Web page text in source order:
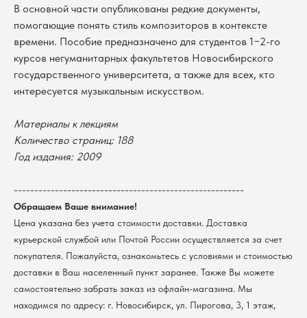
В основной части опубликованы редкие документы,
помогающие понять стиль композиторов в контексте
времени. Пособие предназначено для студентов 1−2-го
курсов негуманитарных факультетов Новосибирского
государственного университета, а также для всех, кто
интересуется музыкальным искусством.
Материалы к лекциям
Количество страниц: 188
Год издания: 2009
--------------------------------------------------------
Обращаем Ваше внимание!
Цена указана без учета стоимости доставки. Доставка
курьерской службой или Почтой России осуществляется за счет
покупателя. Пожалуйста, ознакомьтесь с условиями и стоимостью
доставки в Ваш населенный пункт заранее. Также Вы можете
самостоятельно забрать заказ из офлайн-магазина. Мы
находимся по адресу: г. Новосибирск, ул. Пирогова, 3, 1 этаж,
Мерч НГУ
@2026 Новосибирский государственный университет.
Политика обработки персональных данных
Согласие на обработку персональных данных
пользователей сайта
Новосибирский государственный
университет
КПП 540801001